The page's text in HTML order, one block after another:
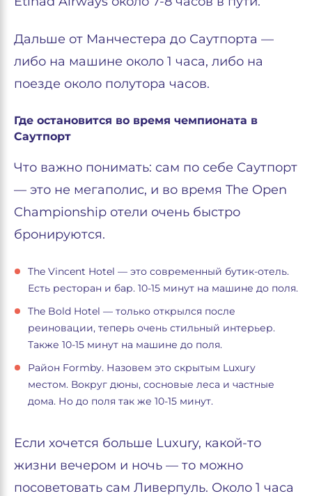
Дальше от Манчестера до Саутпорта —
либо на машине около 1 часа, либо на
поезде около полутора часов.
Где остановится во время чемпионата в
Саутпорт
Что важно понимать: сам по себе Саутпорт
— это не мегаполис, и во время The Open
Championship отели очень быстро
бронируются.
The Vincent Hotel — это современный бутик-отель.
Есть ресторан и бар. 10-15 минут на машине до поля.
The Bold Hotel — только открылся после
реиновации, теперь очень стильный интерьер.
Также 10-15 минут на машине до поля.
Район Formby. Назовем это скрытым Luxury
местом. Вокруг дюны, сосновые леса и частные
дома. Но до поля так же 10-15 минут.
Если хочется больше Luxury, какой-то
жизни вечером и ночь — то можно
посоветовать сам Ливерпуль. Около 1 часа